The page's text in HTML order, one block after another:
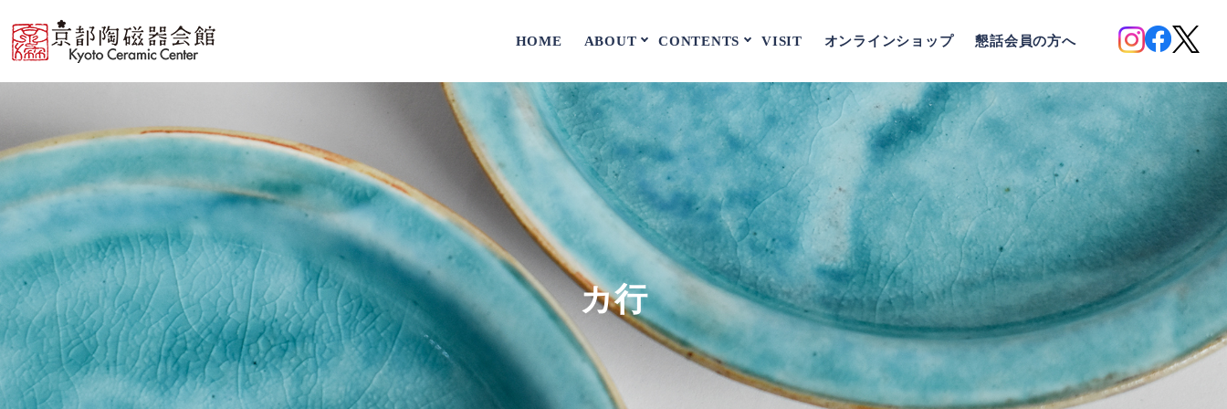
HOME ABOUT CONTENTS VISIT オンラインショップ 懇話会員の方へ
カ行